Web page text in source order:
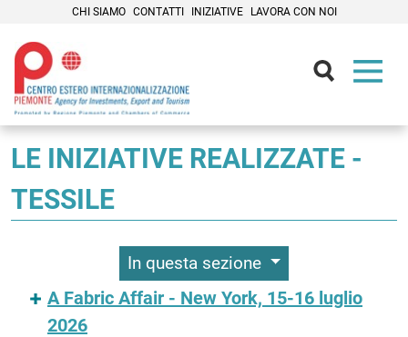
CHI SIAMO CONTATTI INIZIATIVE LAVORA CON NOI
LE INIZIATIVE REALIZZATE -
TESSILE
In questa sezione
A Fabric Affair - New York, 15-16 luglio
2026